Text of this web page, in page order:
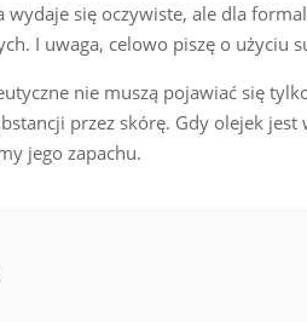
wydaje się oczywiste, ale dla
I uwaga, celowo piszę o użyciu
nie muszą pojawiać się
przez skórę. Gdy olejek
jego zapachu.